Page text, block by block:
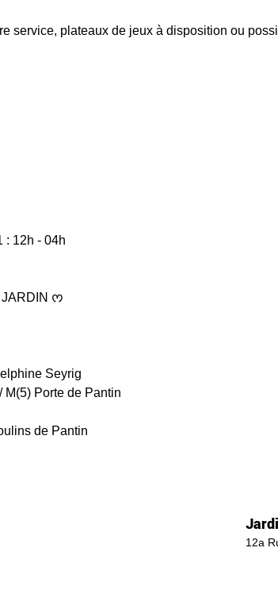
service, plateaux de jeux à disposition ou
: 12h - 04h
ᰔ
Seyrig
M(5) Porte de Pantin
de Pantin
12a